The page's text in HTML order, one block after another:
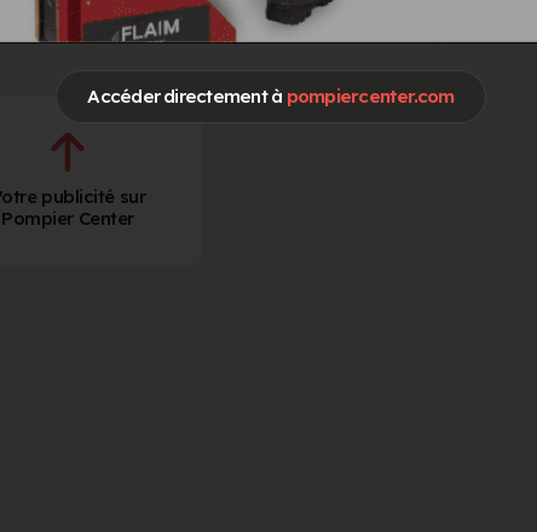
Accéder directement à pompiercenter.com
publicité sur
Pompier Center